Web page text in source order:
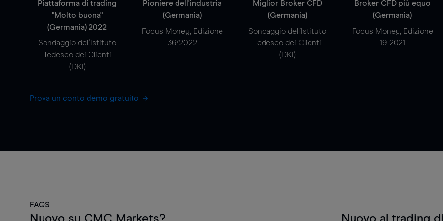
Piattaforma di trading
"Molto buona"
(Germania) 2022
Sondaggio dell'Istituto
Tedesco dei Clienti
(DKI)
Pioniere dell'industria
(Germania)
Focus Money, Edizione
36/2022
Miglior Broker CFD
(Germania)
Sondaggio dell'Istituto
Tedesco dei Clienti
(DKI)
Broker CFD più equo
(Germania)
Focus Money, Edizione
19-2021
Prova un conto demo gratuito
FAQS
Nuovo su CMC Markets? Nuovo al trading